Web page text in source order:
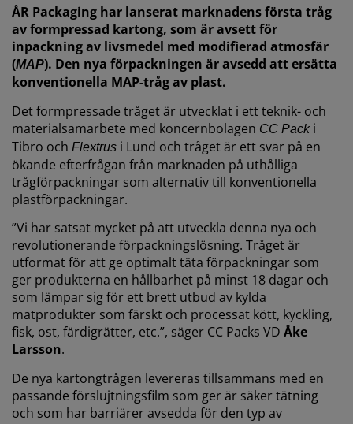
ÅR Packaging har lanserat marknadens första tråg
av formpressad kartong, som är avsett för
inpackning av livsmedel med modifierad atmosfär
(MAP). Den nya förpackningen är avsedd att ersätta
konventionella MAP-tråg av plast.
Det formpressade tråget är utvecklat i ett teknik- och
materialsamarbete med koncernbolagen CC Packi
Tibro och Flextrus i Lund och tråget är ett svar på en
ökande efterfrågan från marknaden på uthålliga
trågförpackningar som alternativ till konventionella
plastförpackningar.
”Vi har satsat mycket på att utveckla denna nya och
revolutionerande förpackningslösning. Tråget är
utformat för att ge optimalt täta förpackningar som
ger produkterna en hållbarhet på minst 18 dagar och
som lämpar sig för ett brett utbud av kylda
matprodukter som färskt och processat kött, kyckling,
fisk, ost, färdigrätter, etc.”, säger CC Packs VD Åke
Larsson.
De nya kartongtrågen levereras tillsammans med en
passande förslujtningsfilm som ger är säker tätning
och som har barriärer avsedda för den typ av